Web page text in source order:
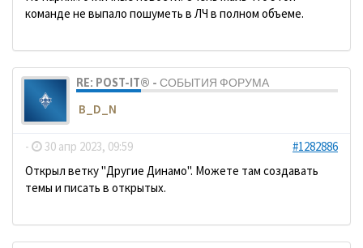
команде не выпало пошуметь в ЛЧ в полном объеме.
RE: POST-IT® - СОБЫТИЯ ФОРУМА
B_D_N
- 30 апр 2023, 09:59
#1282886
Открыл ветку "Другие Динамо". Можете там создавать
темы и писать в открытых.